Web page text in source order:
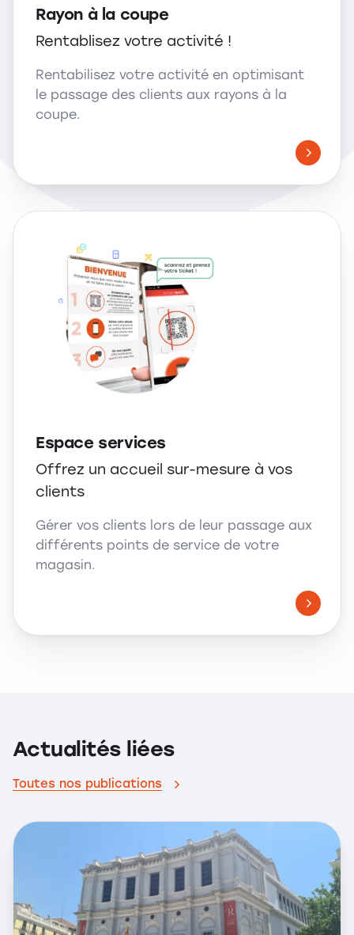
Rayon à la coupe
Rentablisez votre activité !
Rentabilisez votre activité en optimisant
le passage des clients aux rayons à la
coupe.
Espace services
Offrez un accueil sur-mesure à vos
clients
Gérer vos clients lors de leur passage aux
différents points de service de votre
magasin.
Actualités liées
Toutes nos publications